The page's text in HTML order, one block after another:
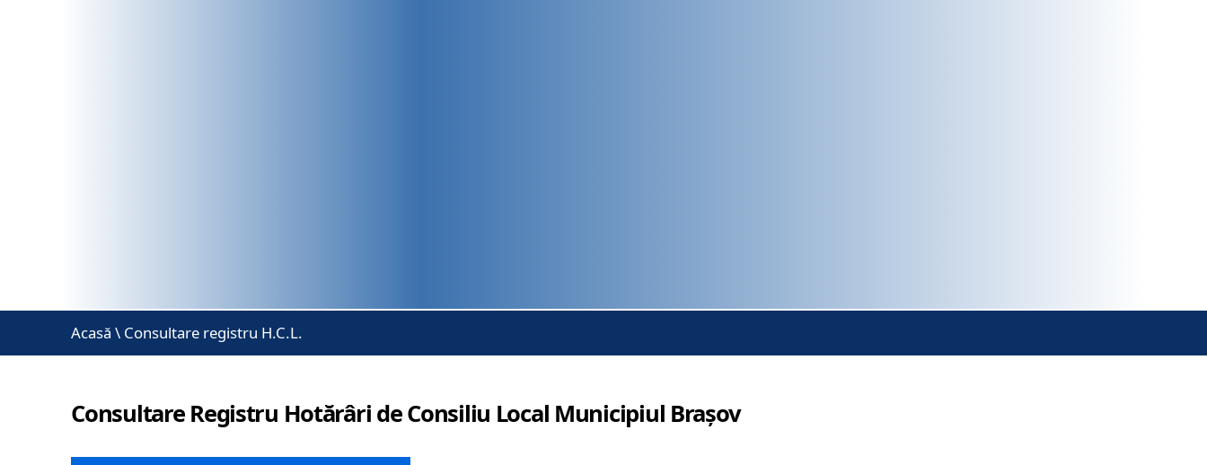
Acasă \ Consultare registru H.C.L.
Consultare Registru Hotărâri de Consiliu Local Municipiul Brașov